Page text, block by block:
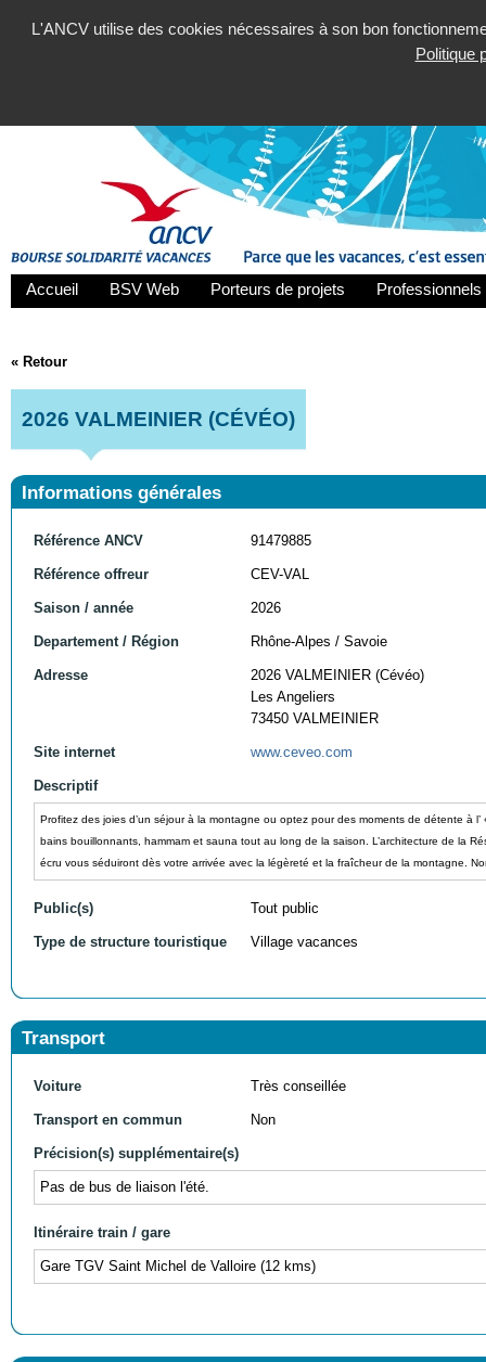
L'ANCV utilise des cookies nécessaires à son bon
Politique
Accueil BSV Web Porteurs de projets
« Retour
2026 VALMEINIER (CÉVÉO)
Informations générales
Référence ANCV 91479885
Référence offreur CEV-VAL
Saison / année 2026
Departement / Région Rhône-Alpes / Savoie
Adresse
2026 VALMEINIER (Cévéo)
Les Angeliers
73450 VALMEINIER
Site internet www.ceveo.com
Descriptif
Profitez des joies d’un séjour à la montagne ou optez pour des moments de détente à
bains bouillonnants, hammam et sauna tout au long de la saison. L’architecture de la
écru vous séduiront dès votre arrivée avec la légèreté et la fraîcheur de la montagne.
Public(s) Tout public
Type de structure touristique Village vacances
Transport
Voiture Très conseillée
Transport en commun Non
Précision(s) supplémentaire(s)
Pas de bus de liaison l'été.
Itinéraire train / gare
Gare TGV Saint Michel de Valloire (12 kms)